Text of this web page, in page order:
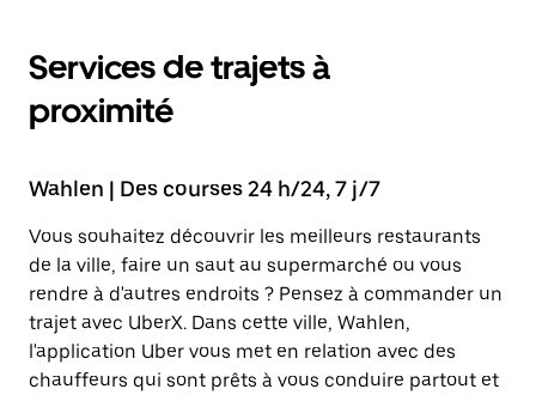
Services de trajets à
proximité
Wahlen | Des courses 24 h/24, 7 j/7
Vous souhaitez découvrir les meilleurs restaurants
de la ville, faire un saut au supermarché ou vous
rendre à d'autres endroits ? Pensez à commander un
trajet avec UberX. Dans cette ville, Wahlen,
l'application Uber vous met en relation avec des
chauffeurs qui sont prêts à vous conduire partout et